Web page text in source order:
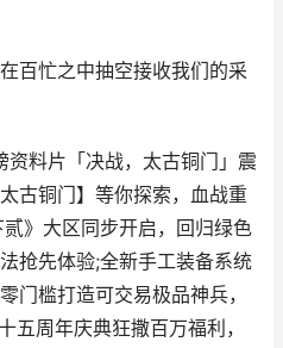
百忙之中抽空接收我们的采
资料片「决战，太古铜门」震
古铜门】等你探索，血战重
》大区同步开启，回归绿色
抢先体验;全新手工装备系统
门槛打造可交易极品神兵，
五周年庆典狂撒百万福利，